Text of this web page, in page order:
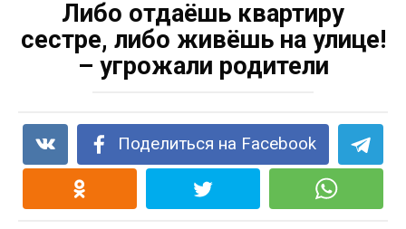
Либо отдаёшь квартиру
сестре, либо живёшь на улице!
– угрожали родители
Поделиться на Facebook